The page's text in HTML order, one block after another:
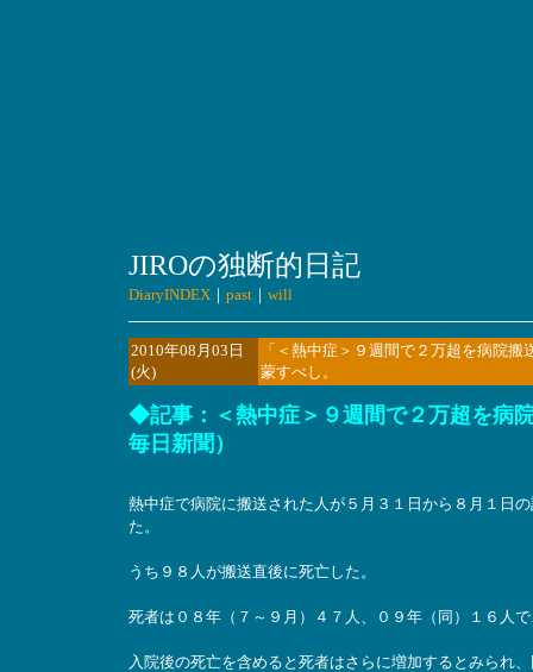
JIROの独断的日記
DiaryINDEX｜ past｜ will
2010年08月03日
(火)
「＜熱中症＞９週間で２万超を病院
蒙すべし。
◆記事：＜熱中症＞９週間で２万超を病
毎日新聞）
熱中症で病院に搬送された人が５月３１日から８月１日
た。
うち９８人が搬送直後に死亡した。
死者は０８年（７～９月）４７人、０９年（同）１６人
入院後の死亡を含めると死者はさらに増加するとみられ